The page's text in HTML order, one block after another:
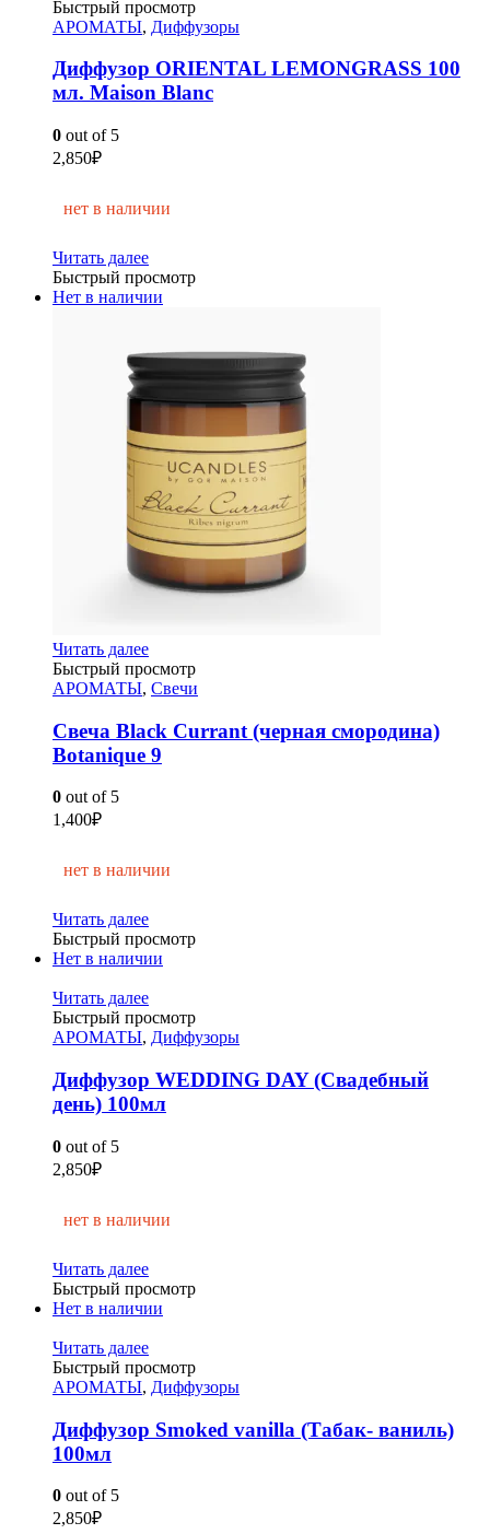
Быстрый просмотр
АРОМАТЫ, Диффузоры
Диффузор ORIENTAL LEMONGRASS 100
мл. Maison Blanc
0 out of 5
2,850₽
нет в наличии
Читать далее
Быстрый просмотр
Нет в наличии
Читать далее
Быстрый просмотр
АРОМАТЫ, Свечи
Свеча Black Currant (черная смородина)
Botanique 9
0 out of 5
1,400₽
нет в наличии
Читать далее
Быстрый просмотр
Нет в наличии
Читать далее
Быстрый просмотр
АРОМАТЫ, Диффузоры
Диффузор WEDDING DAY (Свадебный
день) 100мл
0 out of 5
2,850₽
нет в наличии
Читать далее
Быстрый просмотр
Нет в наличии
Читать далее
Быстрый просмотр
АРОМАТЫ, Диффузоры
Диффузор Smoked vanilla (Табак- ваниль)
100мл
0 out of 5
2,850₽